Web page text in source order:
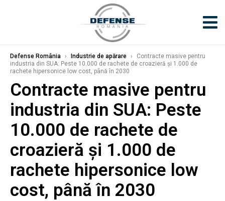
Defense România › Industrie de apărare ›
Contracte masive pentru
industria din SUA: Peste 10.000 de rachete de croazieră și 1.000 de
rachete hipersonice low cost, până în 2030
Contracte masive pentru
industria din SUA: Peste
10.000 de rachete de
croazieră și 1.000 de
rachete hipersonice low
cost, până în 2030